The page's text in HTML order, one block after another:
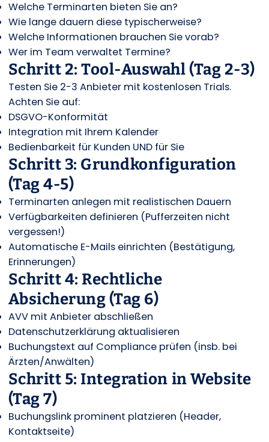
Welche Terminarten bieten Sie an?
Wie lange dauern diese typischerweise?
Welche Informationen brauchen Sie vorab?
Wer im Team verwaltet Termine?
Schritt 2: Tool-Auswahl (Tag 2-3)
Testen Sie 2-3 Anbieter mit kostenlosen Trials.
Achten Sie auf:
DSGVO-Konformität
Integration mit Ihrem Kalender
Bedienbarkeit für Kunden UND für Sie
Schritt 3: Grundkonfiguration
(Tag 4-5)
Terminarten anlegen mit realistischen Dauern
Verfügbarkeiten definieren (Pufferzeiten nicht
vergessen!)
Automatische E-Mails einrichten (Bestätigung,
Erinnerungen)
Schritt 4: Rechtliche
Absicherung (Tag 6)
AVV mit Anbieter abschließen
Datenschutzerklärung aktualisieren
Buchungstext auf Compliance prüfen (insb. bei
Ärzten/Anwälten)
Schritt 5: Integration in Website
(Tag 7)
Buchungslink prominent platzieren (Header,
Kontaktseite)